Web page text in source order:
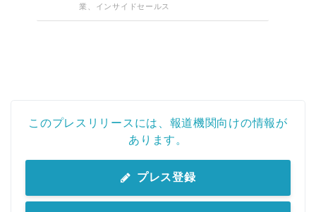
業、インサイドセールス
このプレスリリースには、報道機関向けの情報が
あります。
プレス登録